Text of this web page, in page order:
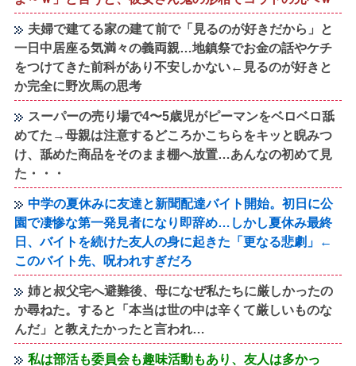
夫婦で建てる家の建て前で「見るのが好きだから」と
一日中居座る気満々の義両親…地鎮祭でお金の話やケチ
をつけてきた前科があり不安しかない←見るのが好きと
か完全に野次馬の思考
スーパーの売り場で4〜5歳児がピーマンをベロベロ舐
めてた→母親は注意するどころかこちらをキッと睨みつ
け、舐めた商品をそのまま棚へ放置…あんなの初めて見
た・・・
中学の夏休みに友達と新聞配達バイト開始。初日に公
園で凄惨な第一発見者になり即辞め…しかし夏休み最終
日、バイトを続けた友人の身に起きた「更なる悲劇」←
このバイト先、呪われすぎだろ
姉と叔父宅へ避難後、母になぜ私たちに厳しかったの
か尋ねた。すると「本当は世の中は辛くて厳しいものな
んだ」と教えたかったと言われ…
私は部活も委員会も趣味活動もあり、友人は多かっ